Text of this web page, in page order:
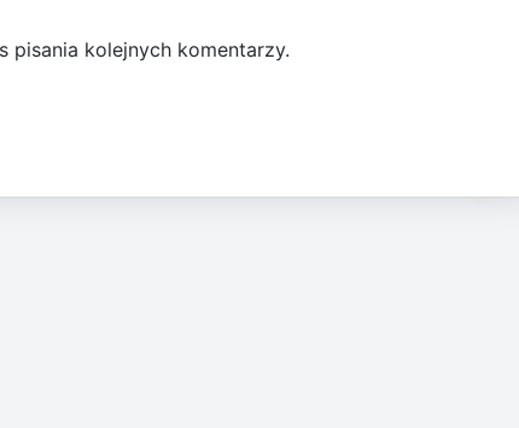
pisania kolejnych komentarzy.